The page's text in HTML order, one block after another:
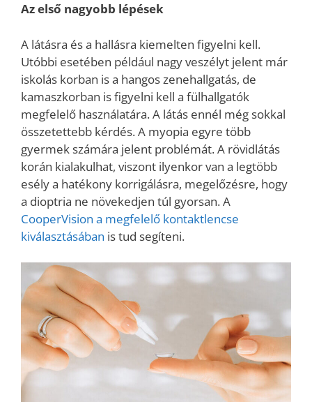
Az első nagyobb lépések
A látásra és a hallásra kiemelten figyelni kell.
Utóbbi esetében például nagy veszélyt jelent már
iskolás korban is a hangos zenehallgatás, de
kamaszkorban is figyelni kell a fülhallgatók
megfelelő használatára. A látás ennél még sokkal
összetettebb kérdés. A myopia egyre több
gyermek számára jelent problémát. A rövidlátás
korán kialakulhat, viszont ilyenkor van a legtöbb
esély a hatékony korrigálásra, megelőzésre, hogy
a dioptria ne növekedjen túl gyorsan. A
CooperVision a megfelelő kontaktlencse
kiválasztásában is tud segíteni.